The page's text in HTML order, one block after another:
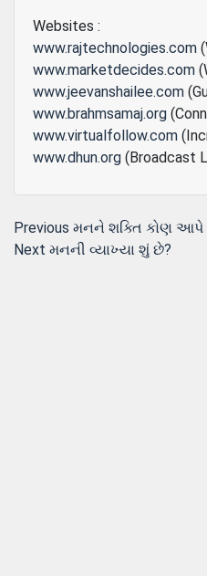
Websites :
www.rajtechnologies.com
www.marketdecides.com
www.jeevanshailee.com
www.brahmsamaj.org
www.virtualfollow.com
www.dhun.org (Broadcast
Post
navigation
Previous Previous
post:
મનને શક્તિ કોણ આપે
Next Next
મનની વ્યાખ્યા શું છે?